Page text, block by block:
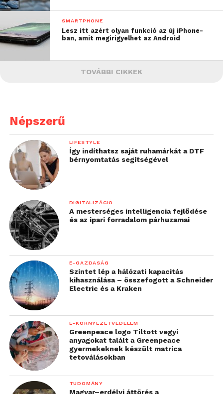
SMARTPHONE
Lesz itt azért olyan funkció az új iPhone-
ban, amit megirigyelhet az Android
TOVÁBBI CIKKEK
Népszerű
LIFESTYLE
Így indíthatsz saját ruhamárkát a DTF
bérnyomtatás segítségével
DIGITALIZÁCIÓ
A mesterséges intelligencia fejlődése
és az ipari forradalom párhuzamai
E-GAZDASÁG
Szintet lép a hálózati kapacitás
kihasználása – összefogott a Schneider
Electric és a Kraken
E-KÖRNYEZETVÉDELEM
Greenpeace logo Tiltott vegyi
anyagokat talált a Greenpeace
gyermekeknek készült matrica
tetoválásokban
TUDOMÁNY
Magyar–erdélyi áttörés a